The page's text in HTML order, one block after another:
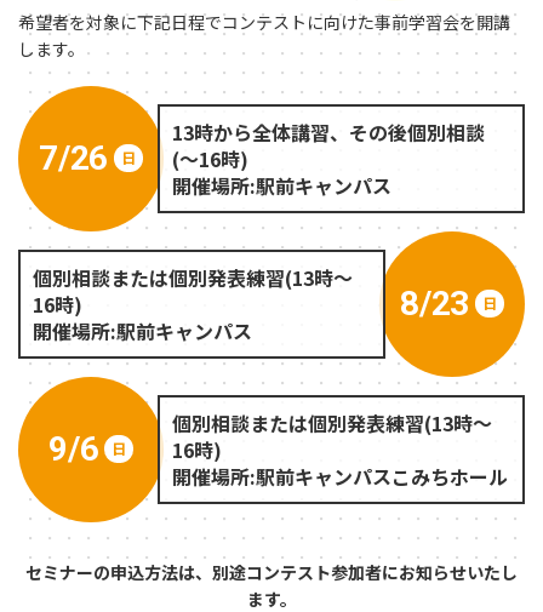
希望者を対象に下記日程でコンテストに向けた事前学習会を開講
します。
7/26 日
13時から全体講習、その後個別相談
(～16時)
開催場所:駅前キャンパス
8/23 日
個別相談または個別発表練習(13時～
16時)
開催場所:駅前キャンパス
9/6 日
個別相談または個別発表練習(13時〜
16時)
開催場所:駅前キャンパスこみちホール
セミナーの申込方法は、別途コンテスト参加者にお知らせいたし
ます。